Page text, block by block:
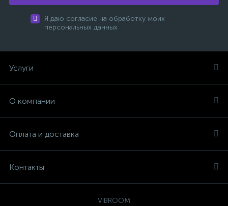
Я даю согласие на обработку моих
персональных данных
Услуги
О компании
Оплата и доставка
Контакты
VIBROOM